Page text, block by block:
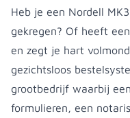
Heb je een Nordell
gekregen? Of heeft
en zegt je hart
gezichtsloos
grootbedrijf waarbij
formulieren, een